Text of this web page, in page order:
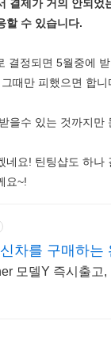
결제가 거의 안되
할 수 있습니다.
결정되면 5월중에
때만 피했으면 합니
을수 있는 것까지
네요! 틴팅샵도 하나
요~!
차를 구매하는
모델Y 즉시출고,